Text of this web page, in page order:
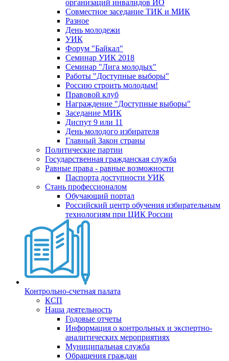
организаций инвалидов ИО
Совместное заседание ТИК и МИК
Разное
День молодежи
УИК
Форум "Байкал"
Семинар УИК 2018
Семинар "Лига молодых"
Работы "Доступные выборы"
Россию строить молодым!
Правовой клуб
Награждение "Доступные выборы"
Заседание МИК
Диспут 9 или 11
День молодого избирателя
Главный Закон страны
Политические партии
Государственная гражданская служба
Равные права - равные возможности
Паспорта доступности УИК
Стань профессионалом
Обучающий портал
Российский центр обучения избирательным
технологиям при ЦИК России
Контрольно-счетная палата
КСП
Наша деятельность
Годовые отчеты
Информация о контрольных и экспертно-
аналитических мероприятиях
Муниципальная служба
Обращения граждан